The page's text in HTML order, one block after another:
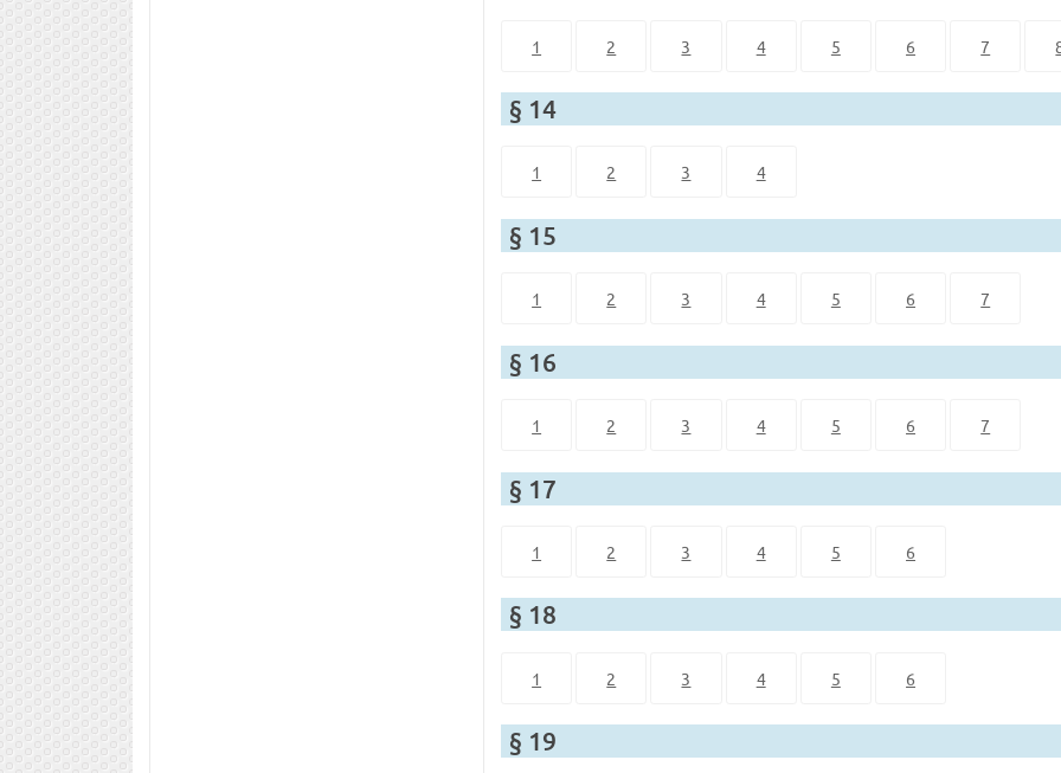
1 2 3 4 5 6 7
§ 14
1 2 3 4
§ 15
1 2 3 4 5 6 7
§ 16
1 2 3 4 5 6 7
§ 17
1 2 3 4 5 6
§ 18
1 2 3 4 5 6
§ 19